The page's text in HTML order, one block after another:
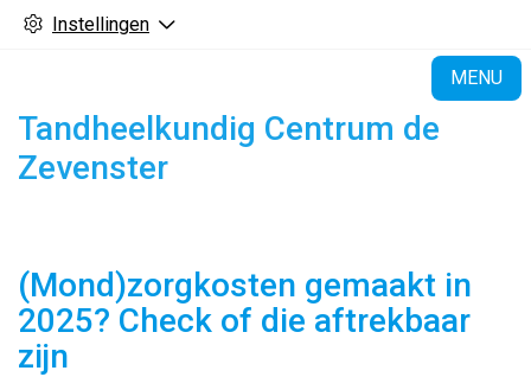
Instellingen
MENU
Tandheelkundig Centrum de
Zevenster
(Mond)zorgkosten gemaakt in
2025? Check of die aftrekbaar
zijn